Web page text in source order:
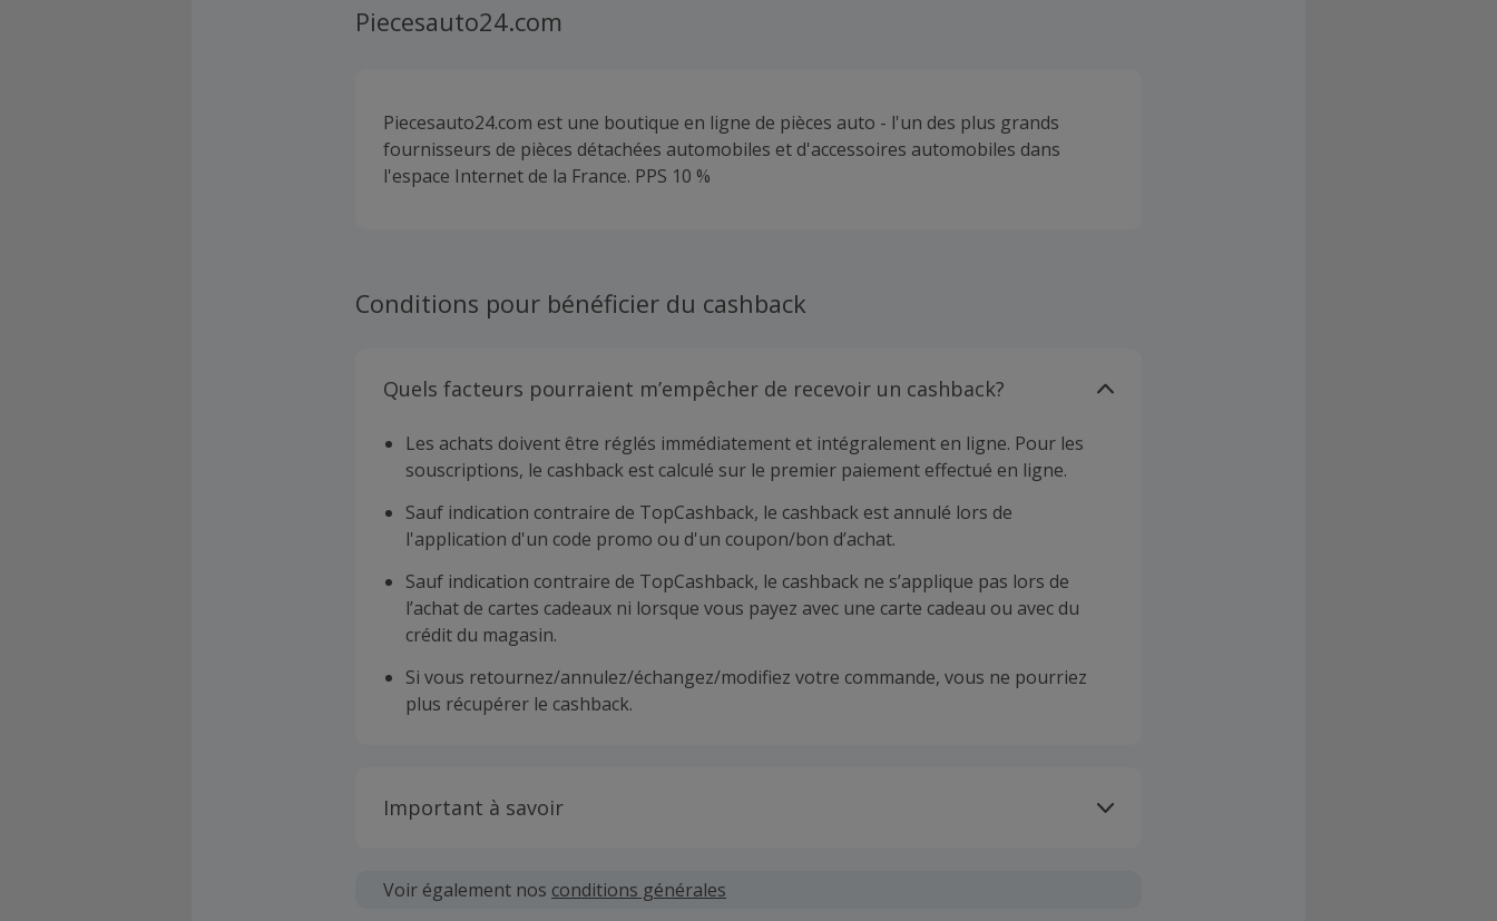
Piecesauto24.com
Piecesauto24.com est une boutique en ligne de pièces auto - l'un des plus grands
fournisseurs de pièces détachées automobiles et d'accessoires automobiles dans
l'espace Internet de la France. PPS 10 %
Conditions pour bénéficier du cashback
Quels facteurs pourraient m’empêcher de recevoir un cashback?
Les achats doivent être réglés immédiatement et intégralement en ligne. Pour les
souscriptions, le cashback est calculé sur le premier paiement effectué en ligne.
Sauf indication contraire de TopCashback, le cashback est annulé lors de
l'application d'un code promo ou d'un coupon/bon d’achat.
Sauf indication contraire de TopCashback, le cashback ne s’applique pas lors de
l’achat de cartes cadeaux ni lorsque vous payez avec une carte cadeau ou avec du
crédit du magasin.
Si vous retournez/annulez/échangez/modifiez votre commande, vous ne pourriez
plus récupérer le cashback.
Important à savoir
soumises au plus tard dans les 100 jours qui suivent la date d'achat.
Voir également nos conditions générales